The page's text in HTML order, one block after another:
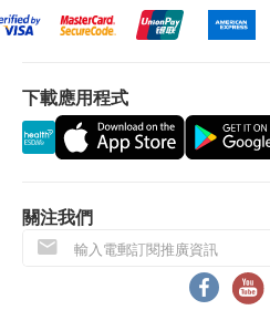
下載應用程式
關注我們